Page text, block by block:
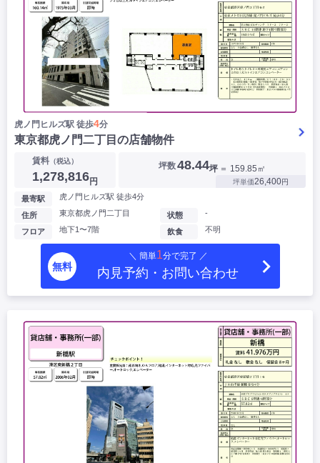
虎ノ門ヒルズ駅 徒歩4分
東京都虎ノ門二丁目の店舗物件
賃料 （税込）
1,278,816円
坪数48.44坪 ＝ 159.85㎡
坪単価26,400円
最寄駅 虎ノ門ヒルズ駅 徒歩4分
住所 東京都虎ノ門二丁目
フロア 地下1〜7階
状態 -
飲食 不明
無料
＼ 簡単1分で完了 ／
内見予約・お問い合わせ